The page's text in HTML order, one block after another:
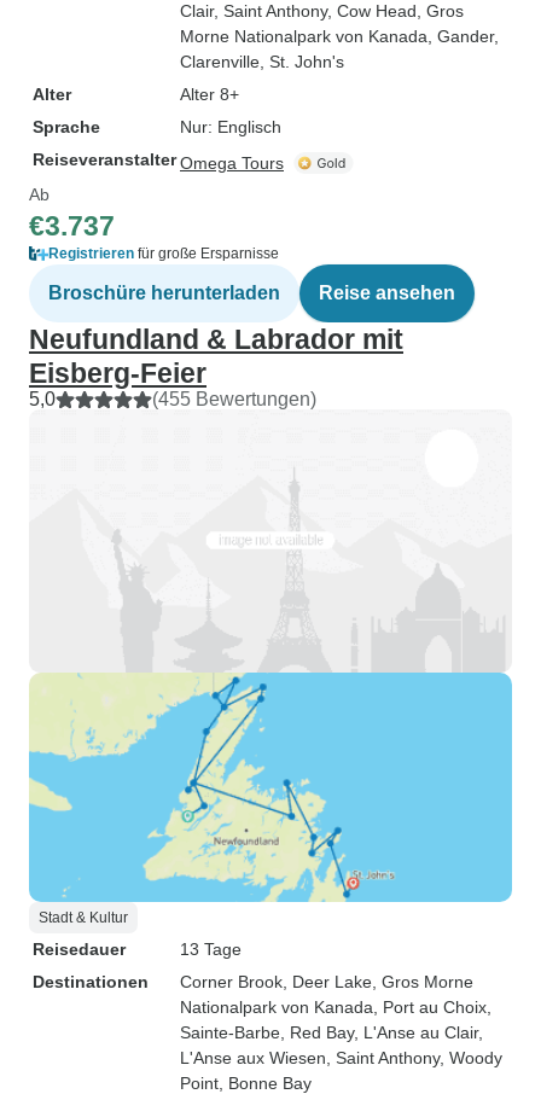
Clair, Saint Anthony, Cow Head , Gros
Morne Nationalpark von Kanada , Gander,
Clarenville , St. John's
Alter
Alter 8+
Sprache
Nur: Englisch
ReiseveranstalterOmega Tours
Ab
€3.737
Registrieren für große Ersparnisse
Broschüre herunterladen Reise ansehen
Neufundland & Labrador mit
Eisberg-Feier
5,0 (455 Bewertungen)
Stadt & Kultur
Reisedauer
13 Tage
Destinationen
Corner Brook , Deer Lake , Gros Morne
Nationalpark von Kanada , Port au Choix
Sainte-Barbe , Red Bay, L'Anse au Clair,
L'Anse aux Wiesen , Saint Anthony, Woody
Point, Bonne Bay